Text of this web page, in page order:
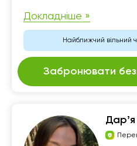
Докладніше »
Найближчий вільний
Забронювати
Дарʼя